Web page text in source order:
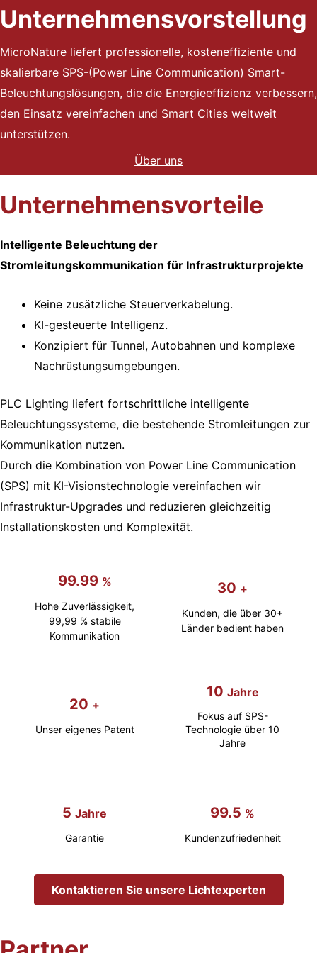
a
f
t
d
r
P
e
l
e
u
c
f
Unternehmensvorstellung
MicroNature liefert professionelle, kosteneffiziente und
skalierbare SPS-(Power Line Communication) Smart-
Beleuchtungslösungen, die die Energieeffizienz verbessern,
den Einsatz vereinfachen und Smart Cities weltweit
unterstützen.
Über uns
Unternehmensvorteile
Intelligente Beleuchtung der
Stromleitungskommunikation für Infrastrukturprojekte
Keine zusätzliche Steuerverkabelung.
KI-gesteuerte Intelligenz.
Konzipiert für Tunnel, Autobahnen und komplexe
Nachrüstungsumgebungen.
PLC Lighting liefert fortschrittliche intelligente
Beleuchtungssysteme, die bestehende Stromleitungen zur
Kommunikation nutzen.
Durch die Kombination von Power Line Communication
(SPS) mit KI-Visionstechnologie vereinfachen wir
Infrastruktur-Upgrades und reduzieren gleichzeitig
Installationskosten und Komplexität.
99.99 %
Hohe Zuverlässigkeit,
99,99 % stabile
Kommunikation
30 +
Kunden, die über 30+
Länder bedient haben
20 +
Unser eigenes Patent
10 Jahre
Fokus auf SPS-
Technologie über 10
Jahre
5 Jahre
Garantie
99.5 %
Kundenzufriedenheit
Kontaktieren Sie unsere Lichtexperten